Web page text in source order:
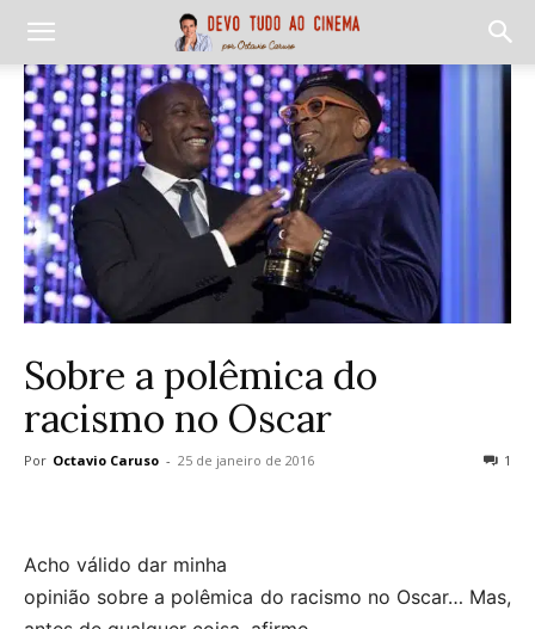
Sobre a polêmica do
racismo no Oscar
Por Octavio Caruso - 25 de janeiro de 2016 1
Acho válido dar minha
opinião sobre a polêmica do racismo no Oscar… Mas,